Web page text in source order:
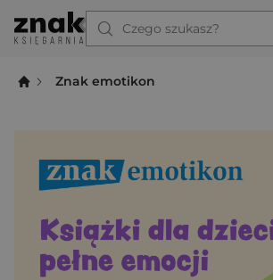
Czego szukasz?
Znak emotikon